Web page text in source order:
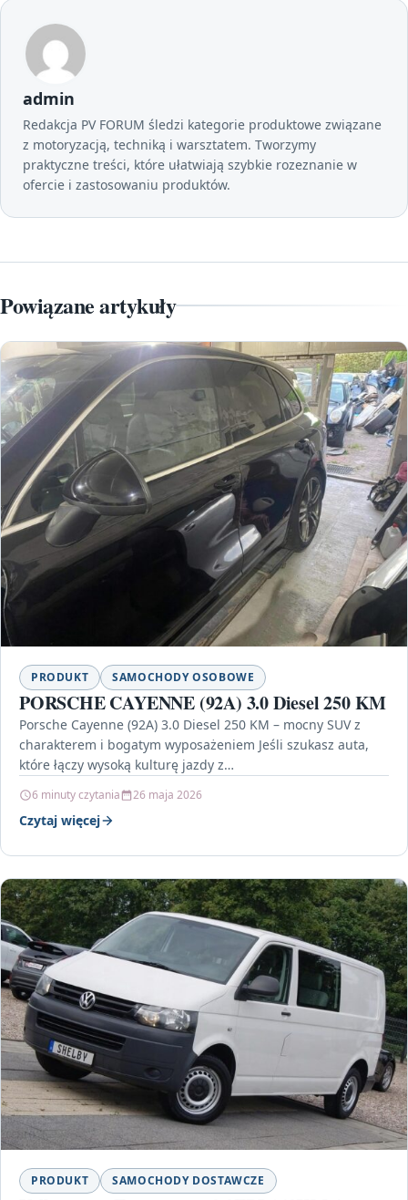
admin
Redakcja PV FORUM śledzi kategorie produktowe związane
z motoryzacją, techniką i warsztatem. Tworzymy
praktyczne treści, które ułatwiają szybkie rozeznanie w
ofercie i zastosowaniu produktów.
Powiązane artykuły
PRODUKT SAMOCHODY OSOBOWE
PORSCHE CAYENNE (92A) 3.0 Diesel 250 KM
Porsche Cayenne (92A) 3.0 Diesel 250 KM – mocny SUV z
charakterem i bogatym wyposażeniem Jeśli szukasz auta,
które łączy wysoką kulturę jazdy z…
6 minuty czytania 26 maja 2026
Czytaj więcej
PRODUKT SAMOCHODY DOSTAWCZE